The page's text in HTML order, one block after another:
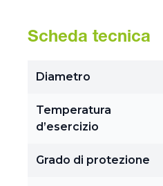
Scheda tecnica
Diametro
Temperatura
d’esercizio
Grado di protezione